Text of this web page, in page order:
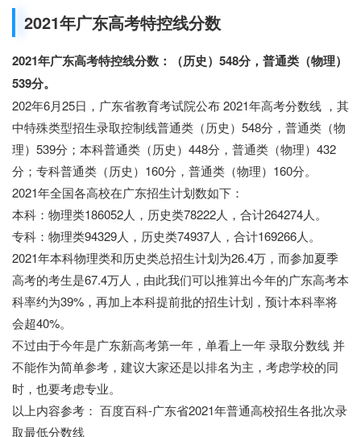
2021年广东高考特控线分数
2021年广东高考特控线分数：（历史）548分，普通类（物理）
539分。
202年6月25日，广东省教育考试院公布 2021年高考分数线 ，其
中特殊类型招生录取控制线普通类（历史）548分，普通类（物
理）539分；本科普通类（历史）448分，普通类（物理）432
分；专科普通类（历史）160分，普通类（物理）160分。
2021年全国各高校在广东招生计划数如下：
本科：物理类186052人，历史类78222人，合计264274人。
专科：物理类94329人，历史类74937人，合计169266人。
2021年本科物理类和历史类总招生计划为26.4万，而参加夏季
高考的考生是67.4万人，由此我们可以推算出今年的广东高考本
科率约为39%，再加上本科提前批的招生计划，预计本科率将
会超40%。
不过由于今年是广东新高考第一年，单看上一年 录取分数线 并
不能作为简单参考，建议大家还是以排名为主，考虑学校的同
时，也要考虑专业。
以上内容参考： 百度百科-广东省2021年普通高校招生各批次录
取最低分数线